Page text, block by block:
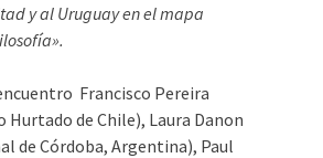
y al Uruguay en el mapa
Francisco Pereira
Hurtado de Chile), Laura Danon
de Córdoba, Argentina), Paul